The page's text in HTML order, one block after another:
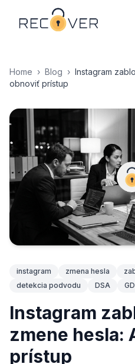
Home › Blog › Instagram
obnoviť prístup
instagram zmena hesla
detekcia podvodu
DSA
Instagram
zmene hesla:
prístup